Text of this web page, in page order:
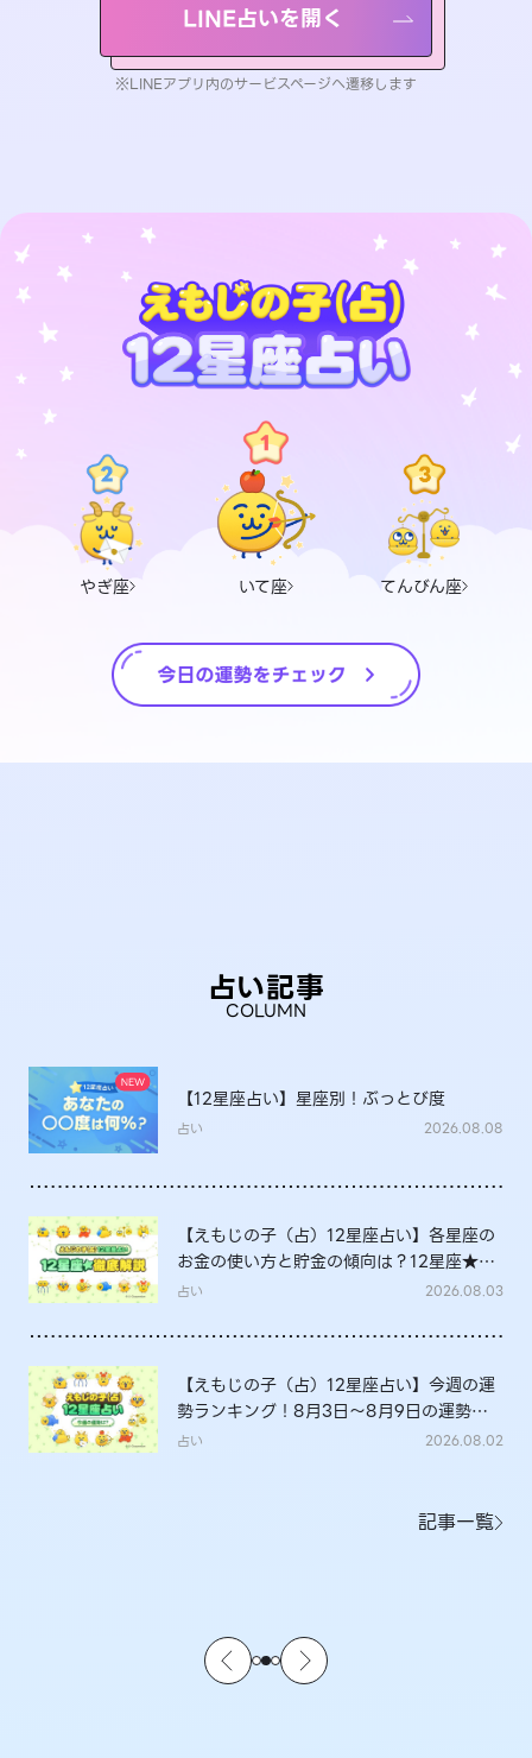
LINE占いを開く
※LINEアプリ内のサービスページへ遷移します
やぎ座 いて座 てんびん座
占い記事
COLUMN
【12星座占い】星座別！ぶっとび度
占い 2026.08.08
【えもじの子（占）12星座占い】各星座の
お金の使い方と貯金の傾向は？12星座★徹
底解説
占い 2026.08.03
【えもじの子（占）12星座占い】今週の運
勢ランキング！8月3日～8月9日の運勢
は？
占い 2026.08.02
記事一覧